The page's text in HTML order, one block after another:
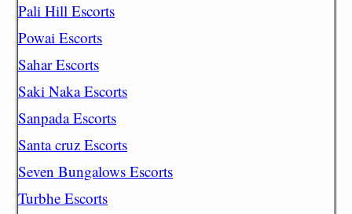
Pali Hill Escorts
Powai Escorts
Sahar Escorts
Saki Naka Escorts
Sanpada Escorts
Santa cruz Escorts
Seven Bungalows Escorts
Turbhe Escorts